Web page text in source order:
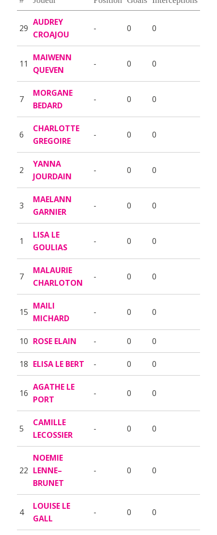
29
AUDREY
CROAJOU
- 0 0
11
MAIWENN
QUEVEN
- 0 0
7
MORGANE
BEDARD
- 0 0
6
CHARLOTTE
GREGOIRE
- 0 0
2
YANNA
JOURDAIN
- 0 0
3
MAELANN
GARNIER
- 0 0
1
LISA LE
GOULIAS
- 0 0
7
MALAURIE
CHARLOTON
- 0 0
15
MAILI
MICHARD
- 0 0
10 ROSE ELAIN - 0 0
18 ELISA LE BERT - 0 0
16
AGATHE LE
PORT
- 0 0
5
CAMILLE
LECOSSIER
- 0 0
22
NOEMIE
LENNE–
BRUNET
- 0 0
4
LOUISE LE
GALL
- 0 0